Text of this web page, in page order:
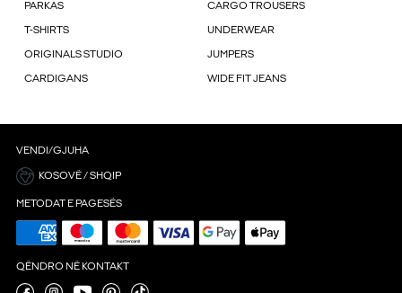
PARKAS CARGO TROUSERS
T-SHIRTS UNDERWEAR
ORIGINALS STUDIO JUMPERS
CARDIGANS WIDE FIT JEANS
VENDI/GJUHA
KOSOVË / SHQIP
METODAT E PAGESËS
QËNDRO NË KONTAKT